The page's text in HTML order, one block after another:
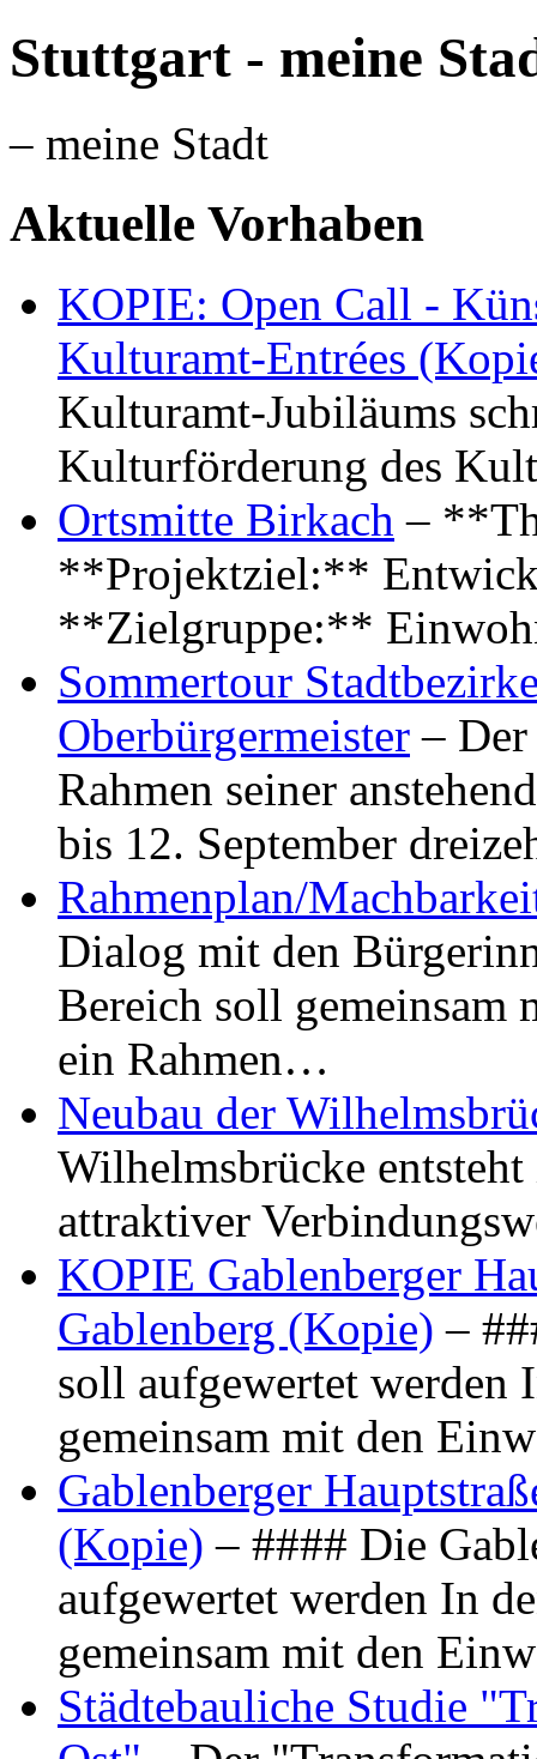
Stuttgart - meine
– meine Stadt
Aktuelle Vorhaben
KOPIE: Open Call -
Kulturamt-Entrées
Kulturamt-Jubiläums
Kulturförderung des
Ortsmitte Birkach –
**Projektziel:**
**Zielgruppe:**
Sommertour
Oberbürgermeister –
Rahmen seiner
bis 12. September
Rahmenplan/
Dialog mit den
Bereich soll gemeinsam
ein Rahmen…
Neubau der
Wilhelmsbrücke
attraktiver
KOPIE Gablenberger
Gablenberg (Kopie) –
soll aufgewertet werden
gemeinsam mit den
Gablenberger
(Kopie) – #### Die
aufgewertet werden In
gemeinsam mit den
Städtebauliche Studie